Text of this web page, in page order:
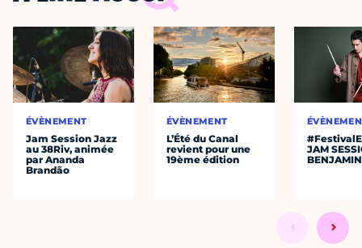
ÉVÈNEMENT
Jam Session Jazz
au 38Riv, animée
par Ananda
Brandão
ÉVÈNEMENT
L’Été du Canal
revient pour une
19ème édition
JAM